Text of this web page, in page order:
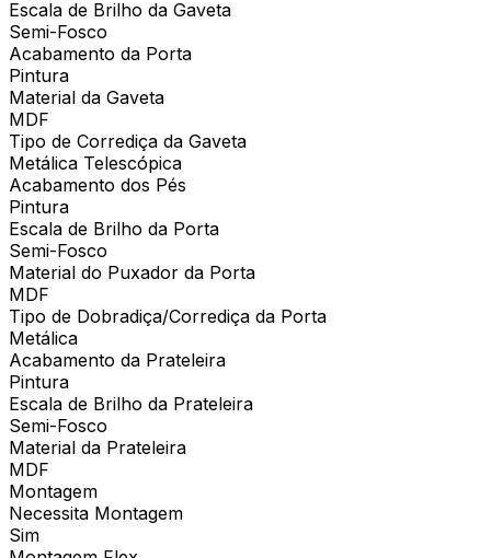
Escala de Brilho da Gaveta
Semi-Fosco
Acabamento da Porta
Pintura
Material da Gaveta
MDF
Tipo de Corrediça da Gaveta
Metálica Telescópica
Acabamento dos Pés
Pintura
Escala de Brilho da Porta
Semi-Fosco
Material do Puxador da Porta
MDF
Tipo de Dobradiça/Corrediça da Porta
Metálica
Acabamento da Prateleira
Pintura
Escala de Brilho da Prateleira
Semi-Fosco
Material da Prateleira
MDF
Montagem
Necessita Montagem
Sim